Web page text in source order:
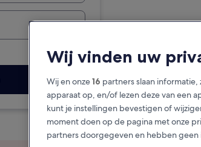
Wij vinden uw
Wij en onze16 partners slaan
apparaat op, en/of lezen deze van een
kunt je instellingen bevestigen of
moment doen op de pagina met onze
partners doorgegeven en hebben